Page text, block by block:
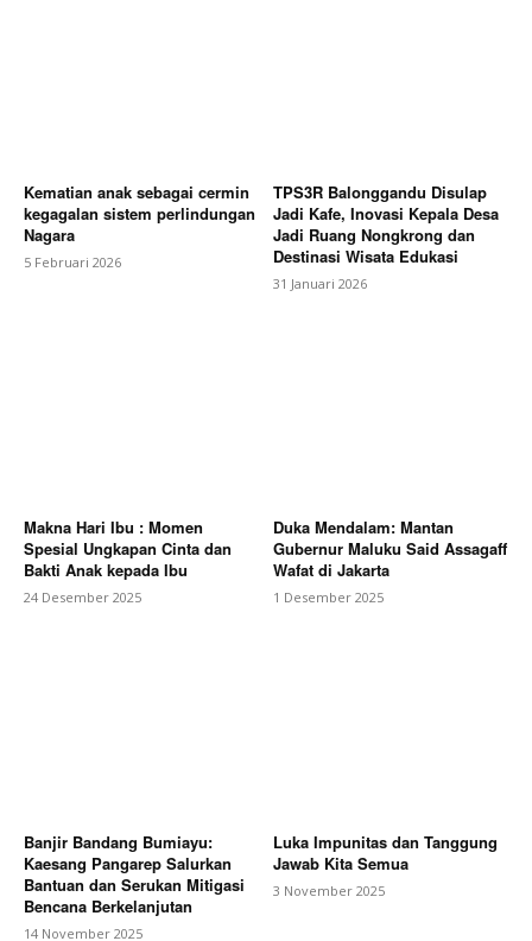
Kematian anak sebagai cermin
kegagalan sistem perlindungan
Nagara
5 Februari 2026
TPS3R Balonggandu Disulap
Jadi Kafe, Inovasi Kepala Desa
Jadi Ruang Nongkrong dan
Destinasi Wisata Edukasi
31 Januari 2026
Makna Hari Ibu : Momen
Spesial Ungkapan Cinta dan
Bakti Anak kepada Ibu
24 Desember 2025
Duka Mendalam: Mantan
Gubernur Maluku Said Assagaff
Wafat di Jakarta
1 Desember 2025
Banjir Bandang Bumiayu:
Kaesang Pangarep Salurkan
Bantuan dan Serukan Mitigasi
Bencana Berkelanjutan
14 November 2025
Luka Impunitas dan Tanggung
Jawab Kita Semua
3 November 2025